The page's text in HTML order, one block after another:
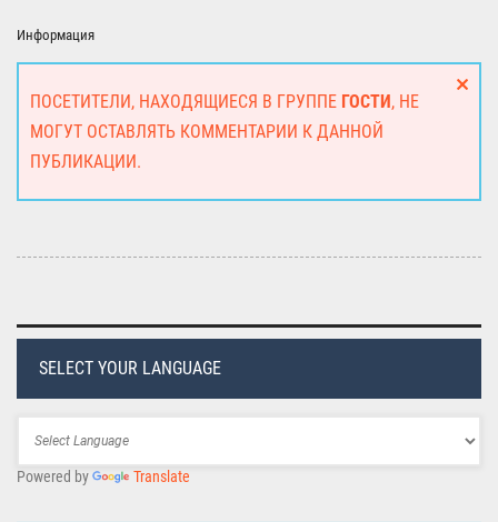
Информация
ПОСЕТИТЕЛИ, НАХОДЯЩИЕСЯ В ГРУППЕ ГОСТИ, НЕ
МОГУТ ОСТАВЛЯТЬ КОММЕНТАРИИ К ДАННОЙ
ПУБЛИКАЦИИ.
SELECT YOUR LANGUAGE
Powered by Translate